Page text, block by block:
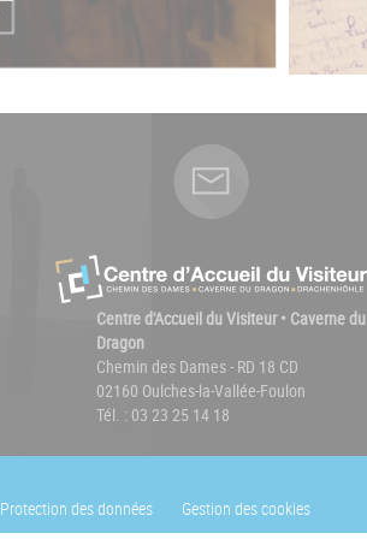
Centre d'Accueil du Visiteur • Caverne du
Dragon
Chemin des Dames - RD 18 CD
02160 Oulches-la-Vallée-Foulon
Tél. : 03 23 25 14 18
Protection des données Gestion des cookies